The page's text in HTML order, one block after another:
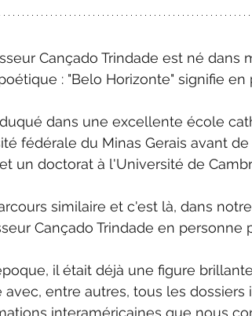
Cançado Trindade est né
: "Belo Horizonte" signifie en
dans une excellente école
fédérale du Minas Gerais avant
un doctorat à l'Université de
similaire et c'est là, dans notre
Cançado Trindade en personne
il était déjà une figure
avec, entre autres, tous les
interaméricaines que nous